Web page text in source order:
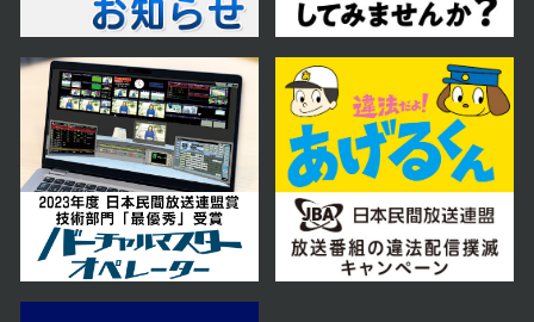
2024年08月15日 放送
第28話
2024年08月14日 放送
第27話